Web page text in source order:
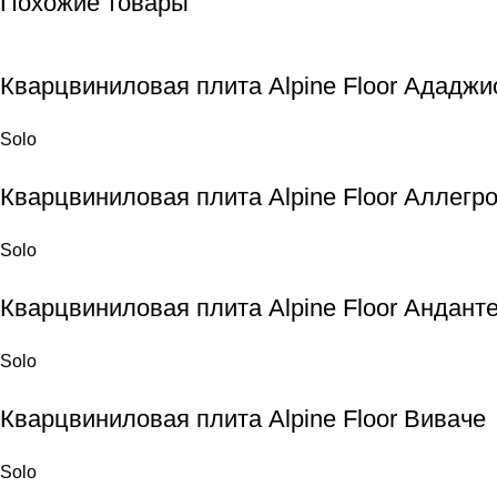
Кварцвиниловая плита Alpine Floor
Solo
Кварцвиниловая плита Alpine Floor Аллегро
Solo
Кварцвиниловая плита Alpine Floor
Solo
Кварцвиниловая плита Alpine Floor Виваче
Solo